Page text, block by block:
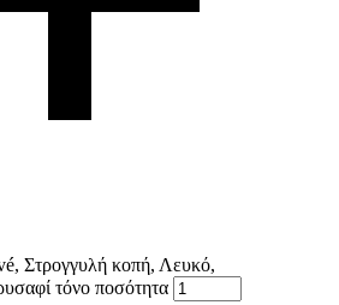
Στρογγυλή κοπή, Λευκό,
τόνο ποσότητα